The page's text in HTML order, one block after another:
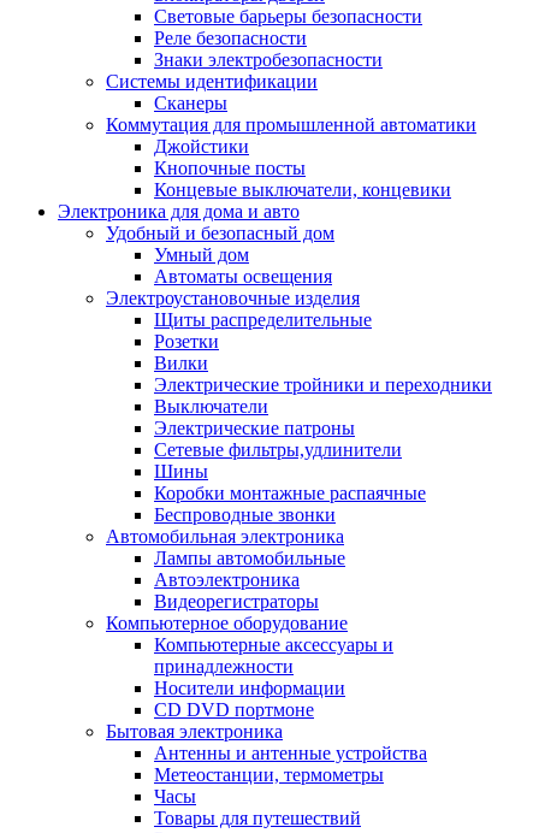
Световые барьеры безопасности
Реле безопасности
Знаки электробезопасности
Системы идентификации
Сканеры
Коммутация для промышленной автоматики
Джойстики
Кнопочные посты
Концевые выключатели, концевики
Электроника для дома и авто
Удобный и безопасный дом
Умный дом
Автоматы освещения
Электроустановочные изделия
Щиты распределительные
Розетки
Вилки
Электрические тройники и переходники
Выключатели
Электрические патроны
Сетевые фильтры,удлинители
Шины
Коробки монтажные распаячные
Беспроводные звонки
Автомобильная электроника
Лампы автомобильные
Автоэлектроника
Видеорегистраторы
Компьютерное оборудование
Компьютерные аксессуары и
принадлежности
Носители информации
CD DVD портмоне
Бытовая электроника
Антенны и антенные устройства
Метеостанции, термометры
Часы
Товары для путешествий